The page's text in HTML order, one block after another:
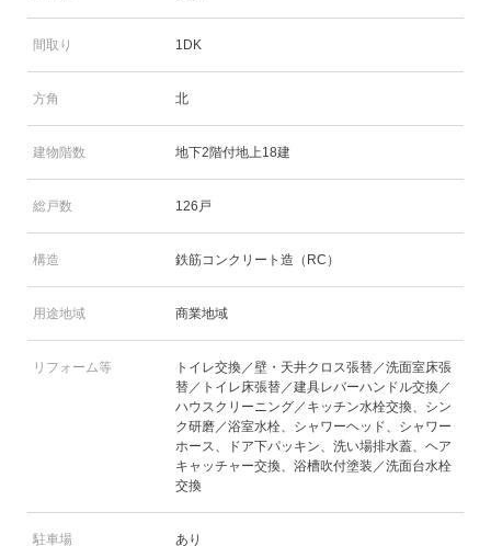
間取り 1DK
方角 北
建物階数 地下2階付地上18建
総戸数 126戸
構造 鉄筋コンクリート造（RC）
用途地域 商業地域
リフォーム等
トイレ交換／壁・天井クロス張替／洗面室床張
替／トイレ床張替／建具レバーハンドル交換／
ハウスクリーニング／キッチン水栓交換、シン
ク研磨／浴室水栓、シャワーヘッド、シャワー
ホース、ドア下パッキン、洗い場排水蓋、ヘア
キャッチャー交換、浴槽吹付塗装／洗面台水栓
交換
駐車場 あり